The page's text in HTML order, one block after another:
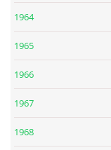
KALENDÁŘ 1963-64
1964
1965
1966
1967
1968